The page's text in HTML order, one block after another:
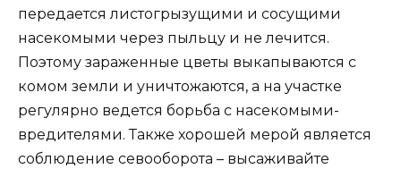
передается листогрызущими и сосущими
насекомыми через пыльцу и не лечится.
Поэтому зараженные цветы выкапываются с
комом земли и уничтожаются, а на участке
регулярно ведется борьба с насекомыми-
вредителями. Также хорошей мерой является
соблюдение севооборота – высаживайте